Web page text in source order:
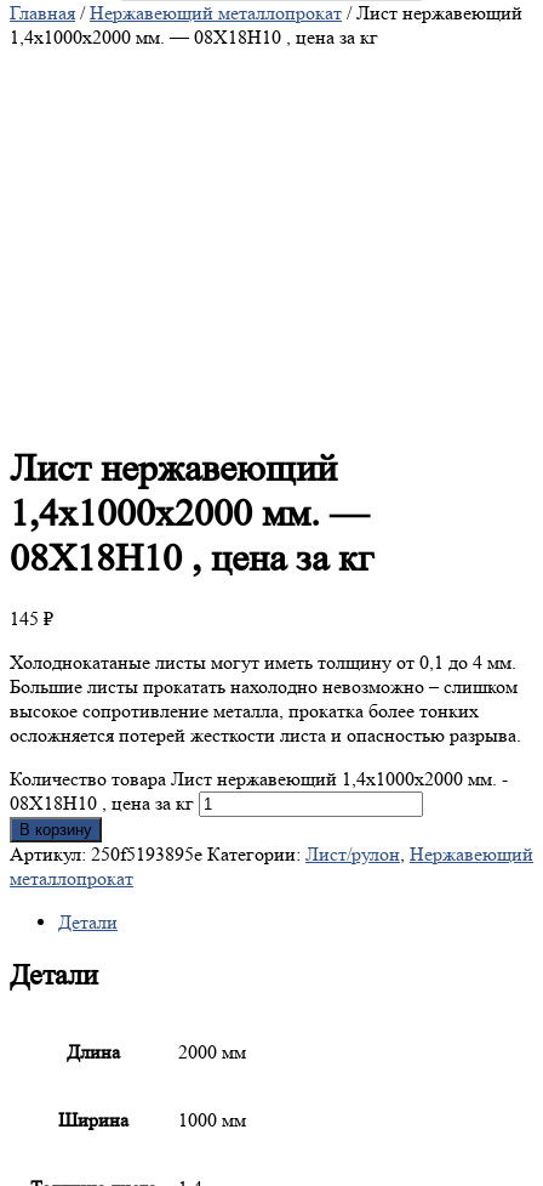
Главная /Нержавеющий металлопрокат / Лист нержавеющий
1,4x1000x2000 мм. — 08Х18Н10 , цена за кг
Листнержавеющий
1,4x1000x2000 мм. —
08Х18Н10 , цена за кг
145 ₽
Холоднокатаные листы могут иметь толщину от 0,1 до 4 мм.
Большие листы прокатать нахолодно невозможно – слишком
высокое сопротивление металла, прокатка более тонких
осложняется потерей жесткости листа и опасностью разрыва.
Количество товара Лист нержавеющий 1,4x1000x2000 мм. -
08Х18Н10 , цена за кг
В корзину
Артикул: 250f5193895e Категории: Лист/рулон, Нержавеющий
металлопрокат
Детали
Детали
Длина 2000 мм
Ширина 1000 мм